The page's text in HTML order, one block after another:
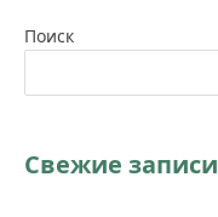
Поиск
Свежие записи